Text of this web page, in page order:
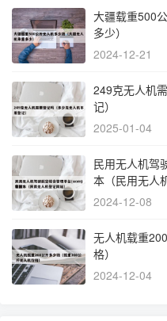
大疆载重500
多少）
2024-12-21
249克无人机
记）
2025-01-04
民用无人机驾
本（民用无人
2024-12-08
无人机载重
格）
2024-12-04